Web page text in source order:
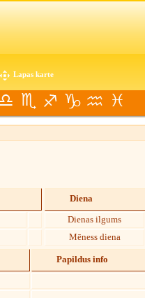
Lapas karte
Diena
Dienas ilgums
Mēness diena
Papildus info